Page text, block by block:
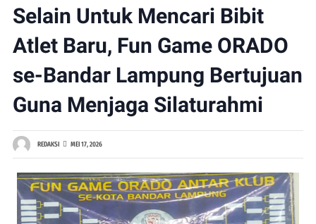
Selain Untuk Mencari Bibit
Atlet Baru, Fun Game ORADO
se-Bandar Lampung Bertujuan
Guna Menjaga Silaturahmi
REDAKSI MEI 17, 2026